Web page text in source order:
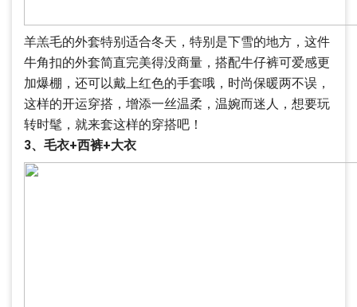
羊羔毛的外套特别适合冬天，特别是下雪的地方，这件
牛角扣的外套简直完美得没商量，搭配牛仔裤可爱感更
加爆棚，还可以戴上红色的手套哦，时尚保暖两不误，
这样的开运穿搭，增添一丝温柔，温婉而迷人，想要玩
转时髦，就来套这样的穿搭吧！
3、毛衣+西裤+大衣